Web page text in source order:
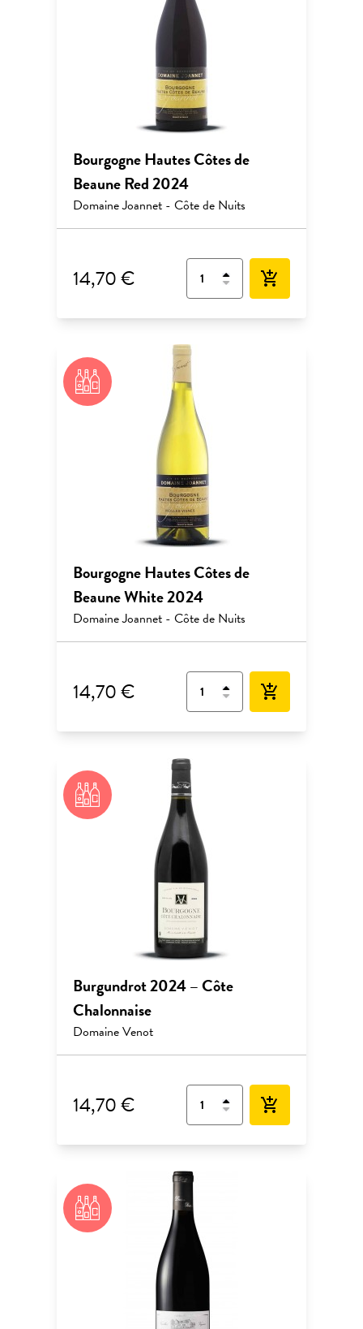
Bourgogne Hautes Côtes de
Beaune Red 2024
Domaine Joannet - Côte de Nuits
14,70 € add_shopping_cart
Bourgogne Hautes Côtes de
Beaune White 2024
Domaine Joannet - Côte de Nuits
14,70 € add_shopping_cart
Burgundrot 2024 – Côte
Chalonnaise
Domaine Venot
14,70 € add_shopping_cart